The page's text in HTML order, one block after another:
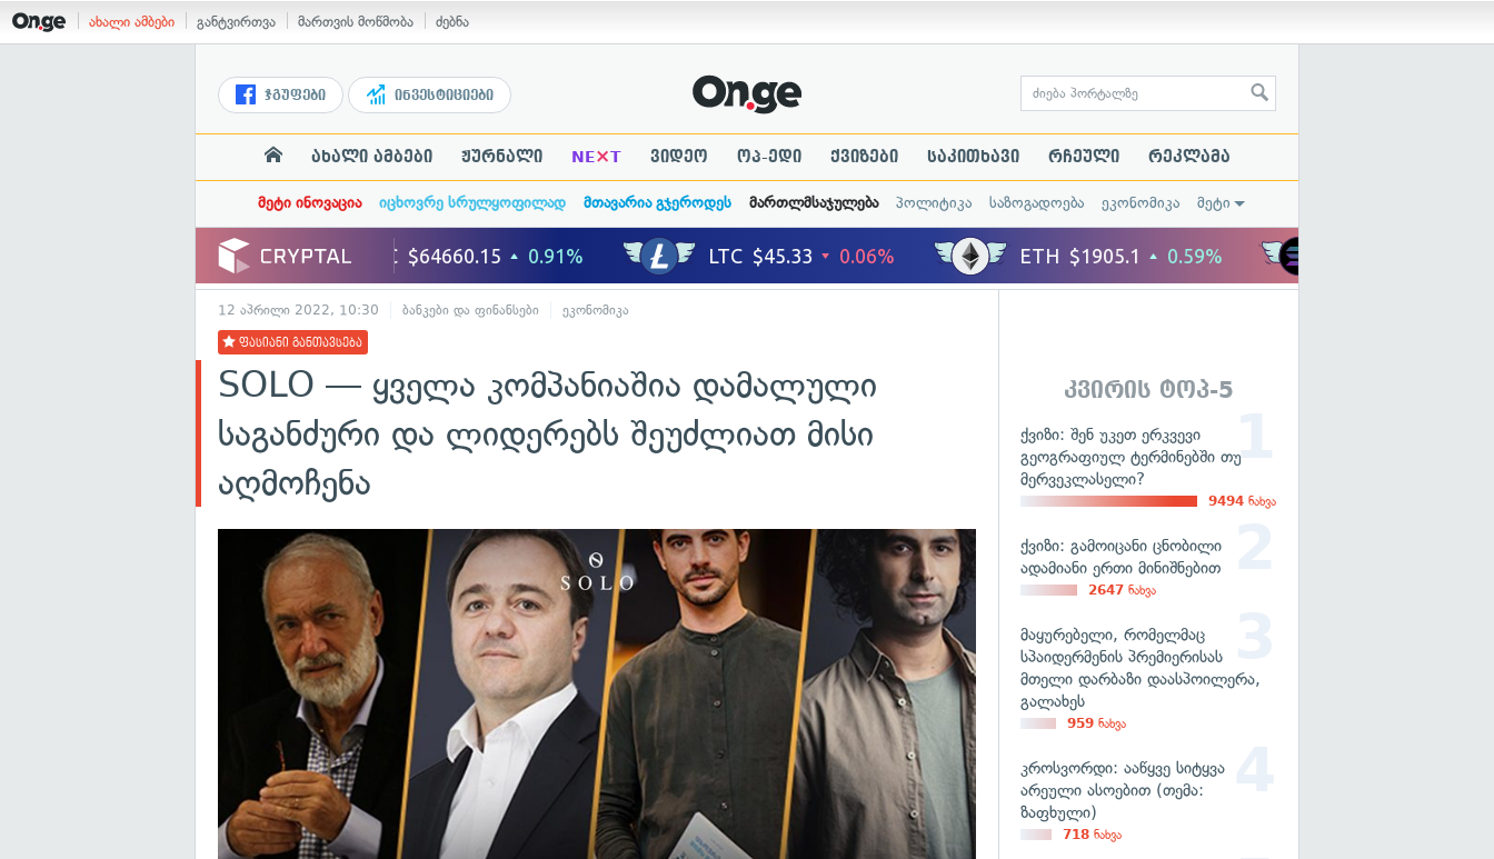
ახალი ამბები განტვირთვა მართვის მოწმობა ძებნა
ჯგუფები ინვესტიციები
ახალი ამბები ჟურნალი NE×T ვიდეო ოპ-ედი ქვიზები საკითხავი რჩეული რეკლამა
მეტი ინოვაცია იცხოვრე სრულყოფილად მთავარია გჯეროდეს მართლმსაჯულება პოლიტიკა საზოგადოება ეკონომიკა მეტი
12 აპრილი 2022, 10:30 ბანკები და ფინანსები ეკონომიკა
ფასიანი განთავსება
SOLO — ყველა კომპანიაშია დამალული
საგანძური და ლიდერებს შეუძლიათ მისი
აღმოჩენა
კვირის ტოპ-5
ქვიზი: შენ უკეთ ერკვევი
გეოგრაფიულ ტერმინებში თუ
მერვეკლასელი?
9494 ნახვა
ქვიზი: გამოიცანი ცნობილი
ადამიანი ერთი მინიშნებით
2647 ნახვა
მაყურებელი, რომელმაც
სპაიდერმენის პრემიერისას
მთელი დარბაზი დაასპოილერა,
გალახეს
959 ნახვა
კროსვორდი: ააწყვე სიტყვა
არეული ასოებით (თემა:
ზაფხული)
718 ნახვა